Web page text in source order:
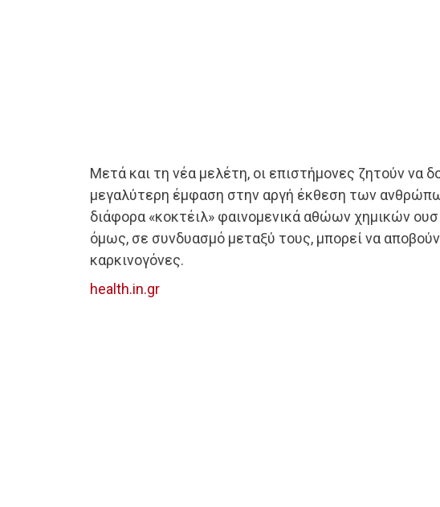
Μετά και τη νέα μελέτη, οι επιστήμονες ζητούν να
μεγαλύτερη έμφαση στην αργή έκθεση των
διάφορα «κοκτέιλ» φαινομενικά αθώων χημικών
όμως, σε συνδυασμό μεταξύ τους, μπορεί να αποβούν
καρκινογόνες.
health.in.gr